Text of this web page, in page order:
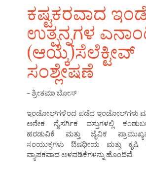
ಕಷ್ಟಕರವಾದ
ಉತ್ಪನ್ನಗಳ
(ಆಯ್ಕೆ)ಸೆಲೆಕ್ಟೀವ್
ಸಂಶ್ಲೇಷಣೆ
– ಶ್ರೀತಮಾ ಬೋಸ್
ಇಂಡೋಲ್‌ಗಳಿಂದ ಪಡೆದ ಇಂಡೋಲ್‌ಗಳು
ಅನೇಕ ನೈಸರ್ಗಿಕ ವಸ್ತುಗಳಲ್ಲಿ
ಹರಡುವಿಕೆ ಮತ್ತು ಜೈವಿಕ
ಸಂಯುಕ್ತಗಳು ಔಷಧೀಯ ಮತ್ತು ಕೃಷಿ
ವ್ಯಾಪಕವಾದ ಅಳವಡಿಕೆಗಳನ್ನು ಹೊಂದಿವೆ.